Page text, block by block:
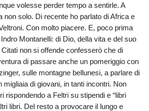
volesse perder tempo a sentirle. A
non solo. Di recente ho parlato di Africa e
Con molto piacere. E, poco prima
Montanelli: di Dio, della vita e del suo
non si offende confesserò che di
di passare anche un pomeriggio con
sulle montagne bellunesi, a parlare di
migliaia di giovani, in tanti incontri. Non
rispondendo a Feltri su stipendi e “libri
libri. Del resto a provocare il lungo e